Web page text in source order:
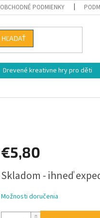
OBCHODNÉ PODMIENKY
HĽADAŤ
Drevené kreativne hry pro děti
€5,80
cena:
Skladom - ihneď
Možnosti doručenia